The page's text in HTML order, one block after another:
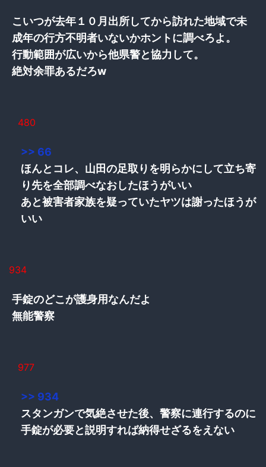
こいつが去年１０月出所してから訪れた地域で未
成年の行方不明者いないかホントに調べろよ。
行動範囲が広いから他県警と協力して。
絶対余罪あるだろw
480
>> 66
ほんとコレ、山田の足取りを明らかにして立ち寄
り先を全部調べなおしたほうがいい
あと被害者家族を疑っていたヤツは謝ったほうが
いい
934
手錠のどこが護身用なんだよ
無能警察
977
>> 934
スタンガンで気絶させた後、警察に連行するのに
手錠が必要と説明すれば納得せざるをえない